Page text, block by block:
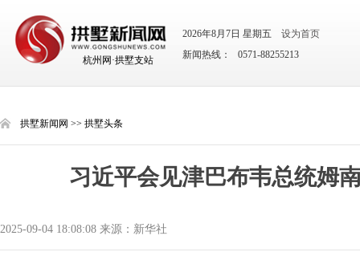
杭州网·拱墅支站
2026年8月7日 星期五
设为首页
新闻热线： 0571-88255213
拱墅新闻网 >> 拱墅头条
习近平会见津巴布韦总统姆
2025-09-04 18:08:08 来源：新华社